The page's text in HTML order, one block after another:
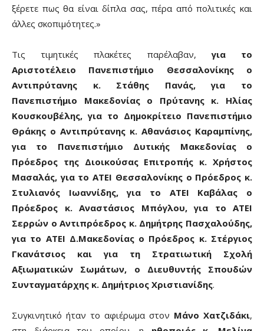
ξέρετε πως θα είναι δίπλα σας, πέρα από πολιτικές και
άλλες σκοπιμότητες.»
Τις τιμητικές πλακέτες παρέλαβαν,για το
Αριστοτέλειο Πανεπιστήμιο Θεσσαλονίκης ο
Αντιπρύτανης κ. Στάθης Πανάς, για το
Πανεπιστήμιο Μακεδονίας ο Πρύτανης κ. Ηλίας
Κουσκουβέλης, για το Δημοκρίτειο Πανεπιστήμιο
Θράκης ο Αντιπρύτανης κ. Αθανάσιος Καραμπίνης,
για το Πανεπιστήμιο Δυτικής Μακεδονίας ο
Πρόεδρος της Διοικούσας Επιτροπής κ. Χρήστος
Μασαλάς, για το ΑΤΕΙ Θεσσαλονίκης ο Πρόεδρος κ.
Στυλιανός Ιωαννίδης, για το ΑΤΕΙ Καβάλας ο
Πρόεδρος κ. Αναστάσιος Μπόγλου, για το ΑΤΕΙ
Σερρών ο Αντιπρόεδρος κ. Δημήτρης Πασχαλούδης,
για το ΑΤΕΙ Δ.Μακεδονίας ο Πρόεδρος κ. Στέργιος
Γκανάτσιος και για τη Στρατιωτική Σχολή
Αξιωματικών Σωμάτων, ο Διευθυντής Σπουδών
Συνταγματάρχης κ. Δημήτριος Χριστιανίδης.
Συγκινητικό ήταν το αφιέρωμα στον Μάνο Χατζιδάκι,